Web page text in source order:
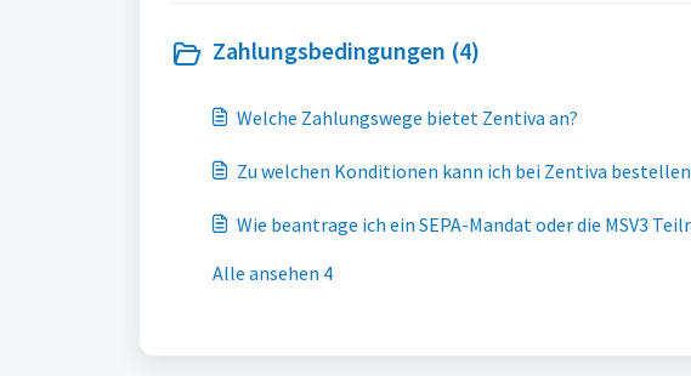
Zahlungsbedingungen (4)
Welche Zahlungswege bietet Zentiva an?
Zu welchen Konditionen kann ich bei Zentiva
Wie beantrage ich ein SEPA-Mandat oder die MSV3
Alle ansehen 4